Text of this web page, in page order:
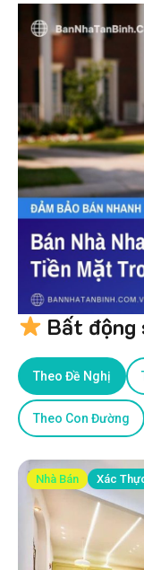
Bất động
Theo Đề Nghị
Theo Con Đường
Nhà Bán Xác